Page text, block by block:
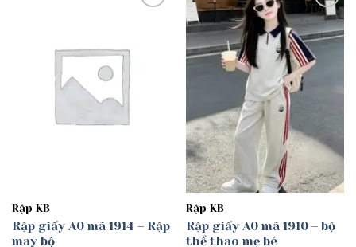
Rập KB
Rập giấy A0 mã 1914 – Rập
may bộ
Add to
wishlist
Rập KB
Rập giấy A0 mã 1910 – bộ
thể thao mẹ bé